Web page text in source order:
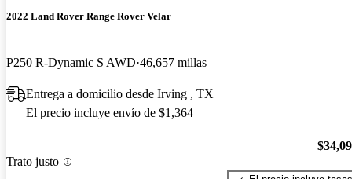
2022 Land Rover Range Rover Velar
P250 R-Dynamic S AWD 46,657 millas
Entrega a domicilio desde Irving , TX
El precio incluye envío de $1,364
Trato justo